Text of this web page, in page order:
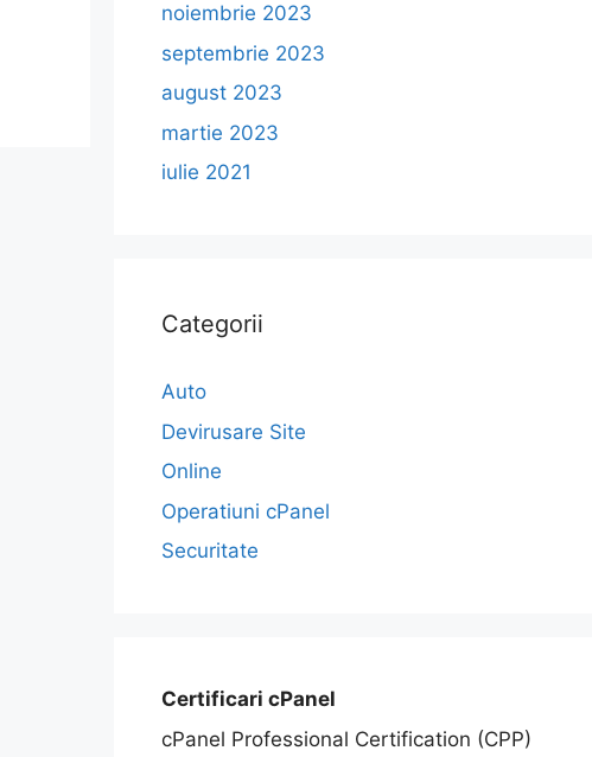
noiembrie 2023
septembrie 2023
august 2023
martie 2023
iulie 2021
Categorii
Auto
Devirusare Site
Online
Operatiuni cPanel
Securitate
Certificari cPanel
cPanel Professional Certification (CPP)